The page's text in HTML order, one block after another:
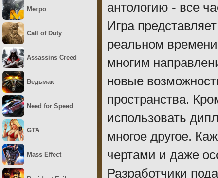
антологию - все
Игра
реальном
многим
новые
пространства.
использовать
многое другое.
чертами и даже
Разработчики
Метро
Call of Duty
Assassins Creed
Ведьмак
Need for Speed
GTA
Mass Effect